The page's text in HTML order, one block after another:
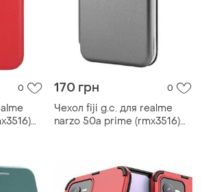
0 170 грн 0
Чехол fiji g.c. для realme
narzo 50a prime (rmx3516)